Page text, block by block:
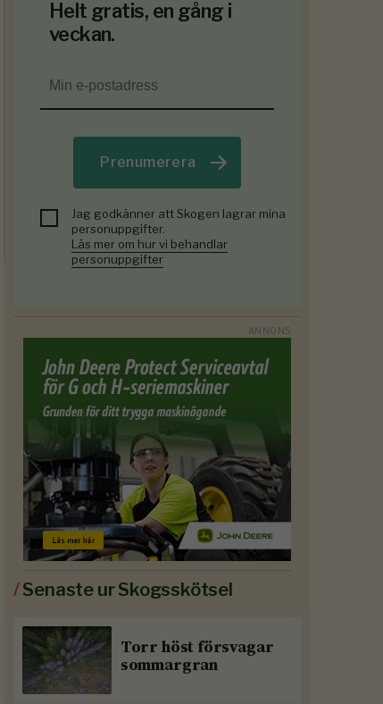
Helt gratis, en gång i
veckan.
Prenumerera
Jag godkänner att Skogen lagrar mina
personuppgifter.
Läs mer om hur vi behandlar
personuppgifter
/Senaste ur Skogsskötsel
Torr höst försvagar
sommargran